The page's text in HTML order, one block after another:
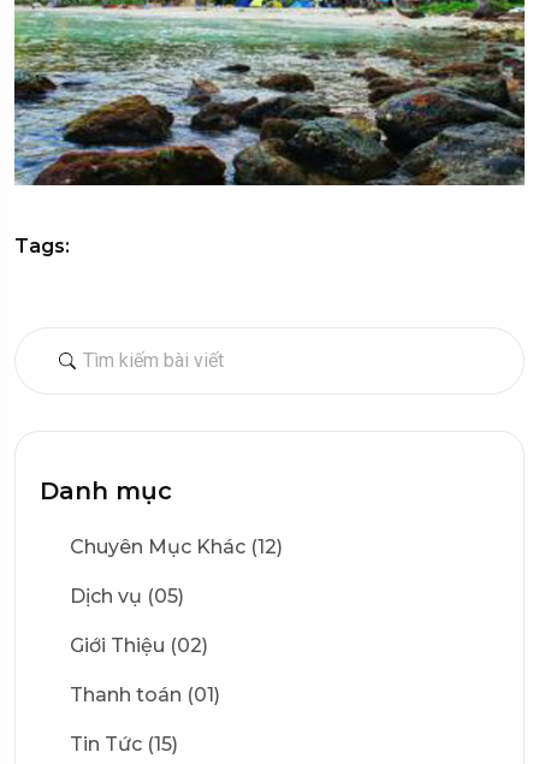
Danh mục
Chuyên Mục Khác (12)
Dịch vụ (05)
Giới Thiệu (02)
Thanh toán (01)
Tin Tức (15)
Tags: